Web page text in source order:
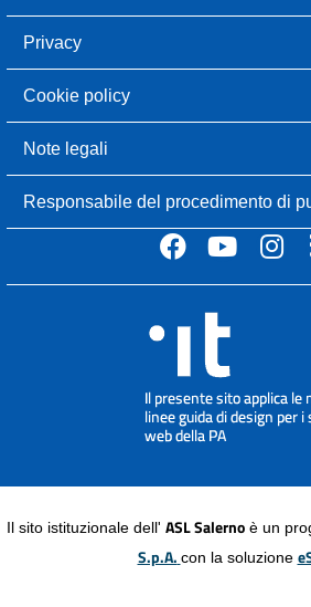
Privacy
Cookie policy
Note legali
Responsabile del procedimento di
Il sito istituzionale dell' ASL Salerno è un
S.p.A. con la soluzione